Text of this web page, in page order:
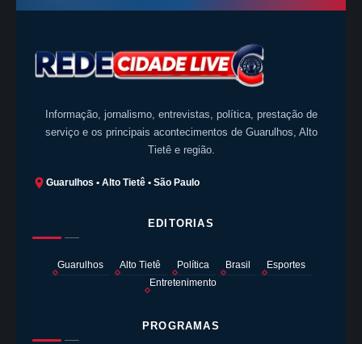
Informação, jornalismo, entrevistas, política, prestação de
serviço e os principais acontecimentos de Guarulhos, Alto
Tietê e região.
Guarulhos • Alto Tietê • São Paulo
EDITORIAS
Guarulhos Alto Tietê Política Brasil
Esportes
Entretenimento
PROGRAMAS